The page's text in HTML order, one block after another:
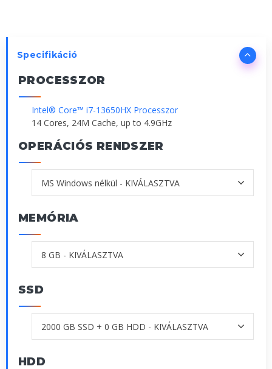
Specifikáció
PROCESSZOR
Intel® Core™ i7-13650HX Processzor
14 Cores, 24M Cache, up to 4.9GHz
OPERÁCIÓS RENDSZER
MEMÓRIA
SSD
HDD